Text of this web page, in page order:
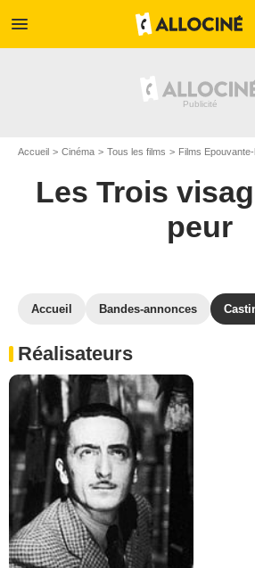
menu
Accueil Cinéma Tous les films Films
Les Trois
peur
Accueil Bandes-annonces
Réalisateurs